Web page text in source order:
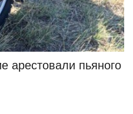
арестовали пьяного